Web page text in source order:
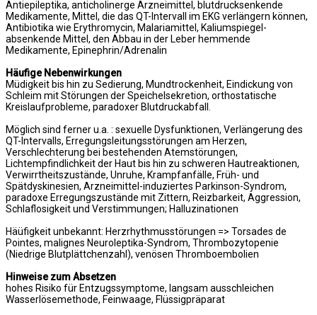
Antiepileptika, anticholinerge Arzneimittel, blutdrucksenkende
Medikamente, Mittel, die das QT-Intervall im EKG verlängern können,
Antibiotika wie Erythromycin, Malariamittel, Kaliumspiegel-
absenkende Mittel, den Abbau in der Leber hemmende
Medikamente, Epinephrin/Adrenalin
Häufige Nebenwirkungen
Müdigkeit bis hin zu Sedierung, Mundtrockenheit, Eindickung von
Schleim mit Störungen der Speichelsekretion, orthostatische
Kreislaufprobleme, paradoxer Blutdruckabfall.
Möglich sind ferner u.a. : sexuelle Dysfunktionen, Verlängerung des
QT-Intervalls, Erregungsleitungsstörungen am Herzen,
Verschlechterung bei bestehenden Atemstörungen,
Lichtempfindlichkeit der Haut bis hin zu schweren Hautreaktionen,
Verwirrtheitszustände, Unruhe, Krampfanfälle, Früh- und
Spätdyskinesien, Arzneimittel-induziertes Parkinson-Syndrom,
paradoxe Erregungszustände mit Zittern, Reizbarkeit, Aggression,
Schlaflosigkeit und Verstimmungen; Halluzinationen
Häüfigkeit unbekannt: Herzrhythmusstörungen => Torsades de
Pointes, malignes Neuroleptika-Syndrom, Thrombozytopenie
(Niedrige Blutplättchenzahl), venösen Thromboembolien
Hinweise zum Absetzen
hohes Risiko für Entzugssymptome, langsam ausschleichen
Wasserlösemethode, Feinwaage, Flüssigpräparat